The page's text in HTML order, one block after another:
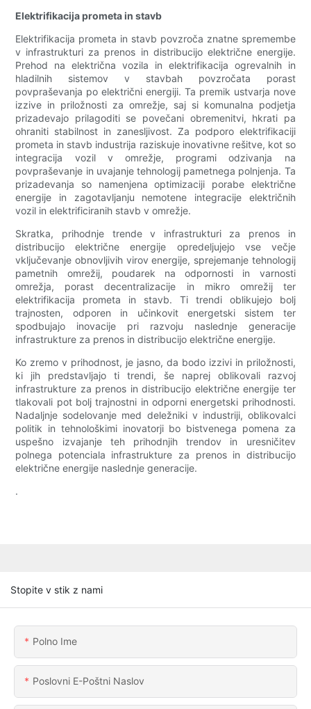
Elektrifikacija prometa in stavb
Elektrifikacija prometa in stavb povzroča znatne spremembe
v infrastrukturi za prenos in distribucijo električne energije.
Prehod na električna vozila in elektrifikacija ogrevalnih in
hladilnih sistemov v stavbah povzročata porast
povpraševanja po električni energiji. Ta premik ustvarja nove
izzive in priložnosti za omrežje, saj si komunalna podjetja
prizadevajo prilagoditi se povečani obremenitvi, hkrati pa
ohraniti stabilnost in zanesljivost. Za podporo elektrifikaciji
prometa in stavb industrija raziskuje inovativne rešitve, kot so
integracija vozil v omrežje, programi odzivanja na
povpraševanje in uvajanje tehnologij pametnega polnjenja. Ta
prizadevanja so namenjena optimizaciji porabe električne
energije in zagotavljanju nemotene integracije električnih
vozil in elektrificiranih stavb v omrežje.
Skratka, prihodnje trende v infrastrukturi za prenos in
distribucijo električne energije opredeljujejo vse večje
vključevanje obnovljivih virov energije, sprejemanje tehnologij
pametnih omrežij, poudarek na odpornosti in varnosti
omrežja, porast decentralizacije in mikro omrežij ter
elektrifikacija prometa in stavb. Ti trendi oblikujejo bolj
trajnosten, odporen in učinkovit energetski sistem ter
spodbujajo inovacije pri razvoju naslednje generacije
infrastrukture za prenos in distribucijo električne energije.
Ko zremo v prihodnost, je jasno, da bodo izzivi in ​​priložnosti,
ki jih predstavljajo ti trendi, še naprej oblikovali razvoj
infrastrukture za prenos in distribucijo električne energije ter
tlakovali pot bolj trajnostni in odporni energetski prihodnosti.
Nadaljnje sodelovanje med deležniki v industriji, oblikovalci
politik in tehnološkimi inovatorji bo bistvenega pomena za
uspešno izvajanje teh prihodnjih trendov in uresničitev
polnega potenciala infrastrukture za prenos in distribucijo
električne energije naslednje generacije.
.
Stopite v stik z nami
Polno Ime
Poslovni E-Poštni Naslov